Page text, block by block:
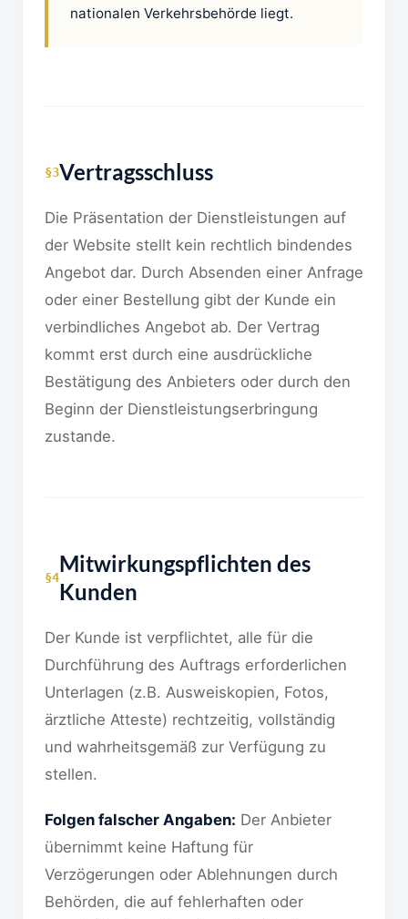
nationalen Verkehrsbehörde liegt.
§3Vertragsschluss
Die Präsentation der Dienstleistungen auf
der Website stellt kein rechtlich bindendes
Angebot dar. Durch Absenden einer Anfrage
oder einer Bestellung gibt der Kunde ein
verbindliches Angebot ab. Der Vertrag
kommt erst durch eine ausdrückliche
Bestätigung des Anbieters oder durch den
Beginn der Dienstleistungserbringung
zustande.
§4
Mitwirkungspflichten des
Kunden
Der Kunde ist verpflichtet, alle für die
Durchführung des Auftrags erforderlichen
Unterlagen (z.B. Ausweiskopien, Fotos,
ärztliche Atteste) rechtzeitig, vollständig
und wahrheitsgemäß zur Verfügung zu
stellen.
Folgen falscher Angaben: Der Anbieter
übernimmt keine Haftung für
Verzögerungen oder Ablehnungen durch
Behörden, die auf fehlerhaften oder